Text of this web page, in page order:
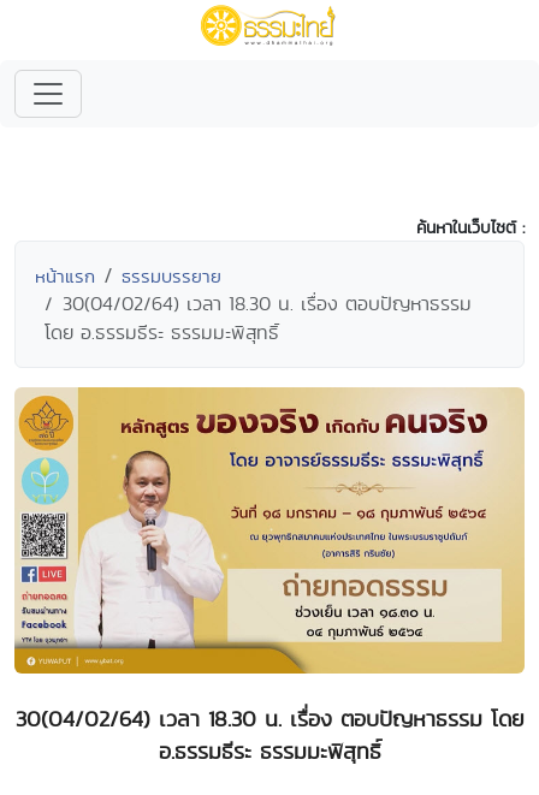
ค้นหาในเว็บไซต์ :
หน้าแรก ธรรมบรรยาย
30(04/02/64) เวลา 18.30 น. เรื่อง ตอบปัญหาธรรม
โดย อ.ธรรมธีระ ธรรมมะพิสุทธิ์
30(04/02/64) เวลา 18.30 น. เรื่อง ตอบปัญหาธรรม โดย
อ.ธรรมธีระ ธรรมมะพิสุทธิ์